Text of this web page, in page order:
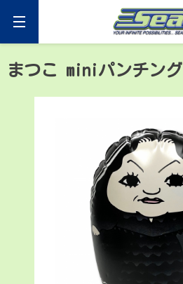
content
まつこ miniパンチング